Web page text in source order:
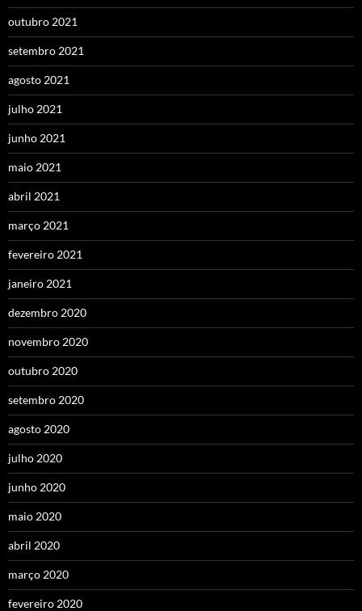
outubro 2021
setembro 2021
agosto 2021
julho 2021
junho 2021
maio 2021
abril 2021
março 2021
fevereiro 2021
janeiro 2021
dezembro 2020
novembro 2020
outubro 2020
setembro 2020
agosto 2020
julho 2020
junho 2020
maio 2020
abril 2020
março 2020
fevereiro 2020